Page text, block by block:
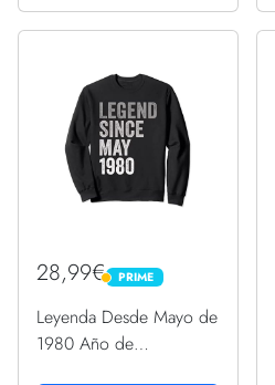
28,99€ PRIME
PRIME
Leyenda Desde Mayo de
1980 Año de